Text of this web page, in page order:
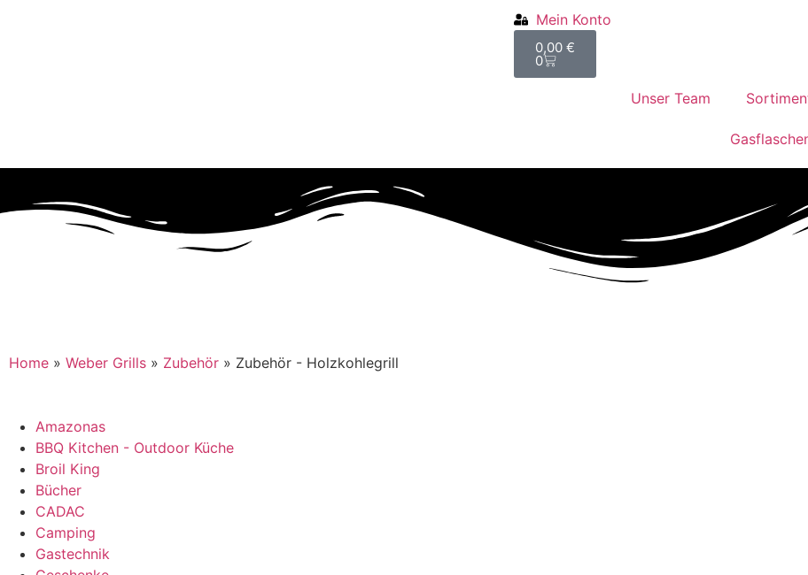
Mein Konto
0,00 €
0
Unser Team
Home » Weber Grills » Zubehör » Zubehör - Holzkohlegrill
Amazonas
BBQ Kitchen - Outdoor Küche
Broil King
Bücher
CADAC
Camping
Gastechnik